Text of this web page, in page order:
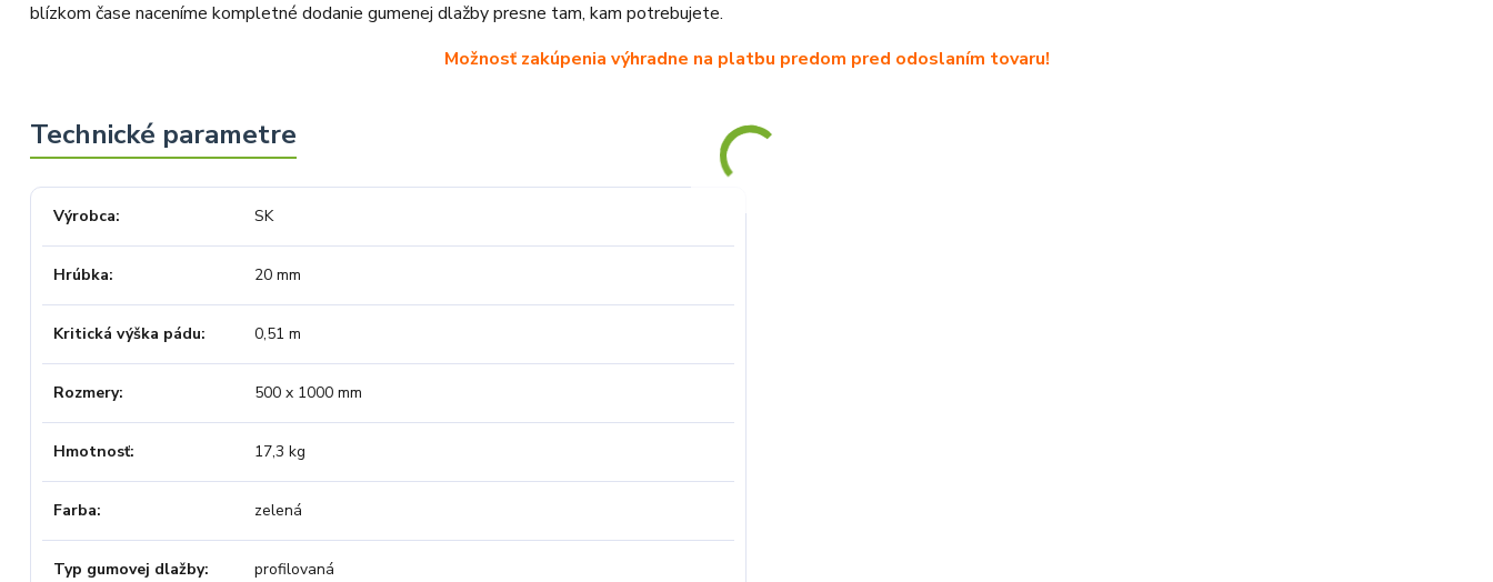
blízkom čase naceníme kompletné dodanie gumenej dlažby presne tam, kam potrebujete.
Možnosť zakúpenia výhradne na platbu predom pred odoslaním tovaru!
Výrobca SK
Hrúbka 20 mm
Kritická výška pádu 0,51 m
Rozmery 500 x 1000 mm
Hmotnosť 17,3 kg
Farba zelená
Typ gumovej dlažby profilovaná